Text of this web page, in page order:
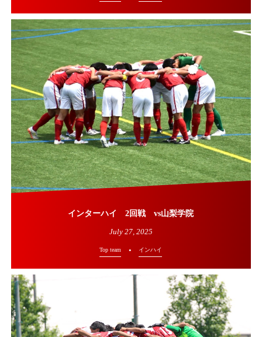
インターハイ 2回戦 vs山梨学院
July 27, 2025
Top team インハイ